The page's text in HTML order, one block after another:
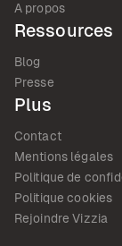
A propos
Ressources
Blog
Presse
Plus
Contact
Mentions légales
Politique de
Politique cookies
Rejoindre Vizzia